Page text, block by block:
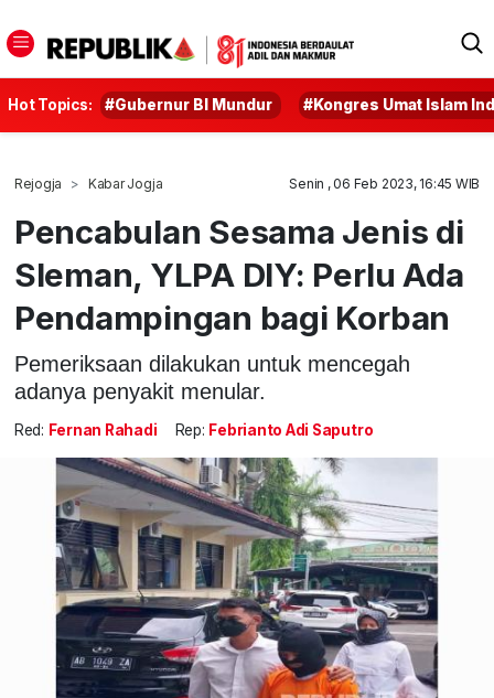
Hot Topics: #Gubernur BI Mundur #Kongres Umat Islam
Rejogja Kabar Jogja Senin , 06 Feb 2023, 16:45 WIB
Pencabulan Sesama Jenis di
Sleman, YLPA DIY: Perlu Ada
Pendampingan bagi Korban
Pemeriksaan dilakukan untuk mencegah
adanya penyakit menular.
Red: Fernan Rahadi Rep: Febrianto Adi Saputro